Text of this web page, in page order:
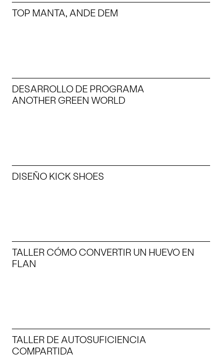
TOP MANTA, ANDE DEM
DESARROLLO DE PROGRAMA
ANOTHER GREEN WORLD
DISEÑO KICK SHOES
TALLER CÓMO CONVERTIR UN HUEVO EN
FLAN
TALLER DE AUTOSUFICIENCIA
COMPARTIDA